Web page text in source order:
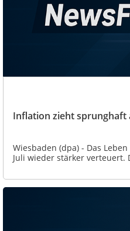
Inflation zieht sprunghaft
Wiesbaden (dpa) - Das
Juli wieder stärker verteuert.